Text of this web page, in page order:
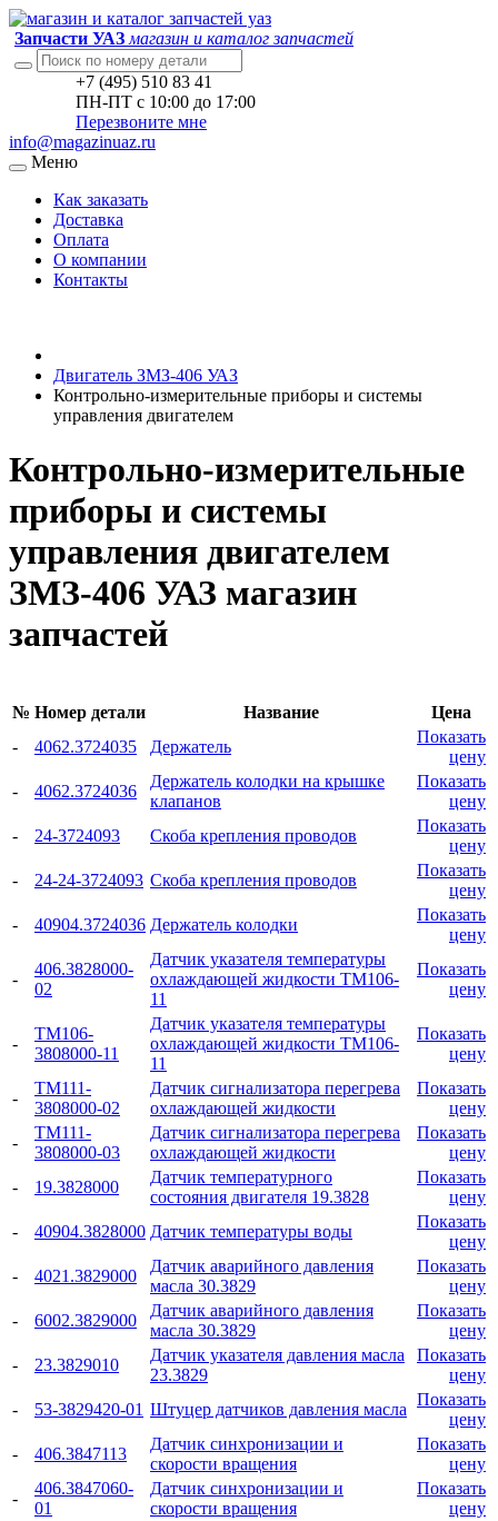
Запчасти УАЗ магазин и каталог запчастей
+7 (495) 510 83 41
ПН-ПТ с 10:00 до 17:00
Перезвоните мне
info@magazinuaz.ru
Меню
Как заказать
Доставка
Оплата
О компании
Контакты
Двигатель ЗМЗ-406 УАЗ
Контрольно-измерительные приборы и системы
управления двигателем
Контрольно-измерительные
приборы и системы
управления двигателем
ЗМЗ-406 УАЗ магазин
запчастей
№ Номер детали Название
Цена
-
4062.3724035 Держатель
Показать
цену
-
4062.3724036
Держатель колодки на крышке
клапанов
Показать
цену
-
24-3724093 Скоба крепления проводов
Показать
цену
-
24-24-3724093 Скоба крепления проводов
Показать
цену
-
40904.3724036 Держатель колодки
Показать
цену
-
406.3828000-
02
Датчик указателя температуры
охлаждающей жидкости ТМ106-
11
Показать
цену
-
ТМ106-
3808000-11
Датчик указателя температуры
охлаждающей жидкости ТМ106-
11
Показать
цену
-
ТМ111-
3808000-02
Датчик сигнализатора перегрева
охлаждающей жидкости
Показать
цену
-
ТМ111-
3808000-03
Датчик сигнализатора перегрева
охлаждающей жидкости
Показать
цену
-
19.3828000
Датчик температурного
состояния двигателя 19.3828
Показать
цену
-
40904.3828000 Датчик температуры воды
Показать
цену
-
4021.3829000
Датчик аварийного давления
масла 30.3829
Показать
цену
-
6002.3829000
Датчик аварийного давления
масла 30.3829
Показать
цену
-
23.3829010
Датчик указателя давления масла
23.3829
Показать
цену
-
53-3829420-01 Штуцер датчиков давления масла
Показать
цену
-
406.3847113
Датчик синхронизации и
скорости вращения
Показать
цену
-
406.3847060-
01
Датчик синхронизации и
скорости вращения
Показать
цену